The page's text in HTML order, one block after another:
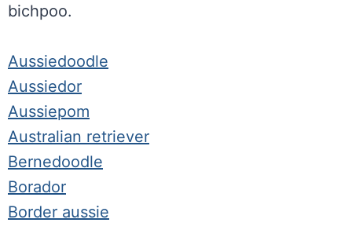
bichpoo.
Aussiedoodle
Aussiedor
Aussiepom
Australian retriever
Bernedoodle
Borador
Border aussie